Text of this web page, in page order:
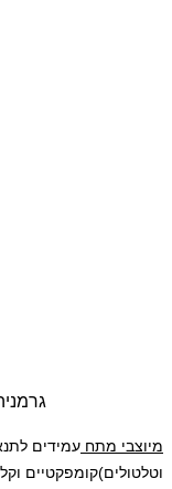
מיוצבי מתח עמידים
וטלטולים)קומפקטיים